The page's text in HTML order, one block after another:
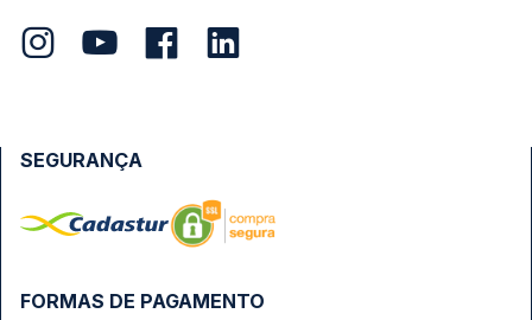
FORMAS DE PAGAMENTO
SEGURANÇA